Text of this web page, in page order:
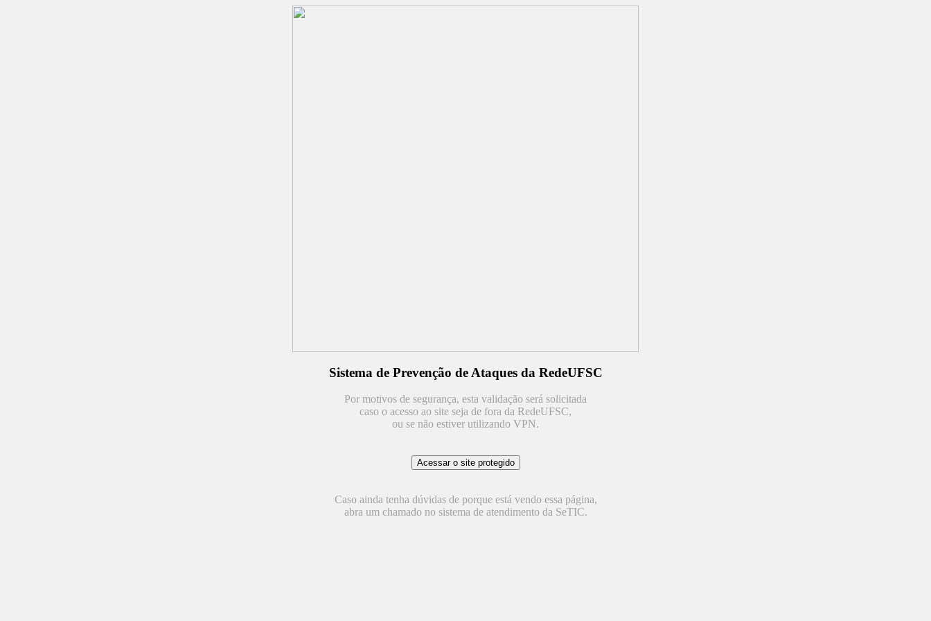
Sistema de Prevenção de Ataques da RedeUFSC
Por motivos de segurança, esta validação será solicitada
caso o acesso ao site seja de fora da RedeUFSC,
ou se não estiver utilizando VPN.
Caso ainda tenha dúvidas de porque está vendo essa página,
abra um chamado no sistema de atendimento da SeTIC.